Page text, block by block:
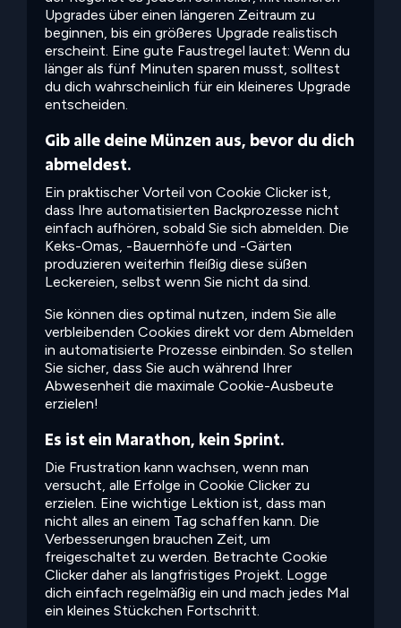
Upgrades über einen längeren Zeitraum zu
beginnen, bis ein größeres Upgrade realistisch
erscheint. Eine gute Faustregel lautet: Wenn du
länger als fünf Minuten sparen musst, solltest
du dich wahrscheinlich für ein kleineres Upgrade
entscheiden.
Gib alle deine Münzen aus, bevor du dich
abmeldest.
Ein praktischer Vorteil von Cookie Clicker ist,
dass Ihre automatisierten Backprozesse nicht
einfach aufhören, sobald Sie sich abmelden. Die
Keks-Omas, -Bauernhöfe und -Gärten
produzieren weiterhin fleißig diese süßen
Leckereien, selbst wenn Sie nicht da sind.
Sie können dies optimal nutzen, indem Sie alle
verbleibenden Cookies direkt vor dem Abmelden
in automatisierte Prozesse einbinden. So stellen
Sie sicher, dass Sie auch während Ihrer
Abwesenheit die maximale Cookie-Ausbeute
erzielen!
Es ist ein Marathon, kein Sprint.
Die Frustration kann wachsen, wenn man
versucht, alle Erfolge in Cookie Clicker zu
erzielen. Eine wichtige Lektion ist, dass man
nicht alles an einem Tag schaffen kann. Die
Verbesserungen brauchen Zeit, um
freigeschaltet zu werden. Betrachte Cookie
Clicker daher als langfristiges Projekt. Logge
dich einfach regelmäßig ein und mach jedes Mal
ein kleines Stückchen Fortschritt.